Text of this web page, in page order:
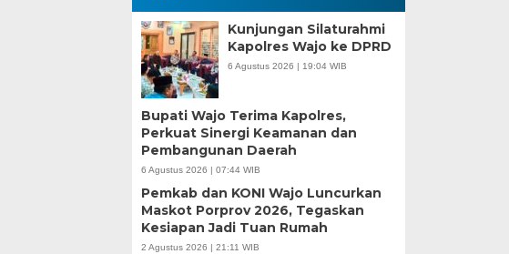
Kunjungan Silaturahmi
Kapolres Wajo ke DPRD
6 Agustus 2026 | 19:04 WIB
Bupati Wajo Terima Kapolres,
Perkuat Sinergi Keamanan dan
Pembangunan Daerah
6 Agustus 2026 | 07:44 WIB
Pemkab dan KONI Wajo Luncurkan
Maskot Porprov 2026, Tegaskan
Kesiapan Jadi Tuan Rumah
2 Agustus 2026 | 21:11 WIB